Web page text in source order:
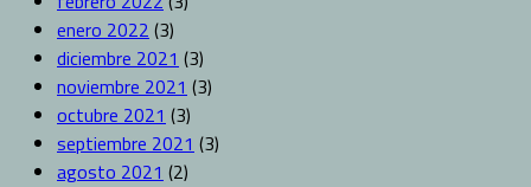
enero 2022 (3)
diciembre 2021 (3)
noviembre 2021 (3)
octubre 2021 (3)
septiembre 2021 (3)
agosto 2021 (2)